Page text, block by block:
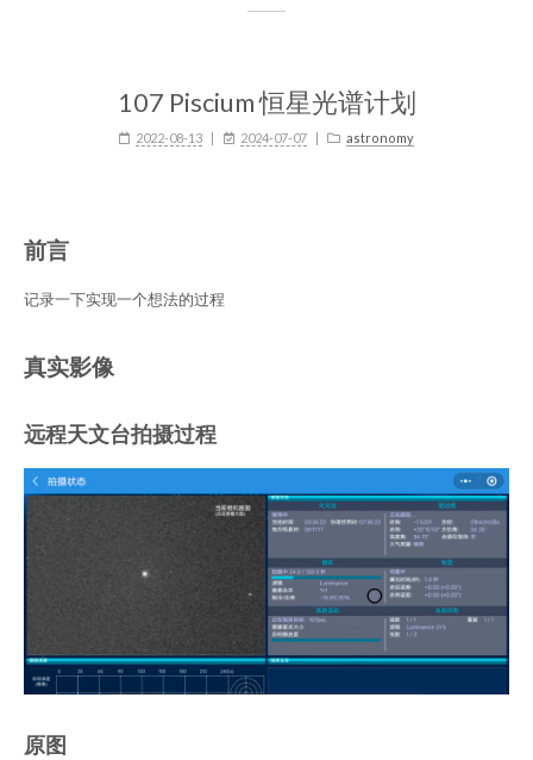
107 Piscium 恒星光谱计划
2022-08-13 2024-07-07 astronomy
前言
记录一下实现一个想法的过程
真实影像
远程天文台拍摄过程
原图